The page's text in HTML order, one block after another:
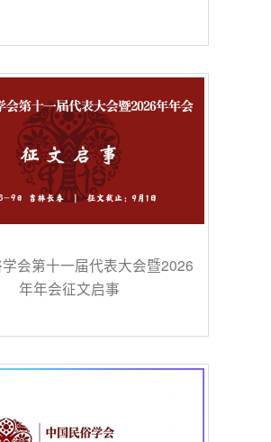
会第十一届代表大会暨2026
年年会征文启事